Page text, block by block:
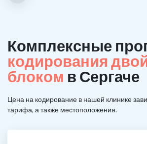
Комплексные
кодирования
блоком в Сергаче
Цена на кодирование в нашей клинике
тарифа, а также местоположения.